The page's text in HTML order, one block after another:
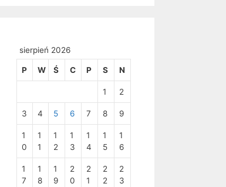
sierpień 2026
P W Ś C P S N
1 2
3 4 5 6 7 8 9
1
0
1
1
1
2
1
3
1
4
1
5
1
6
1
7
1
8
1
9
2
0
2
1
2
2
2
3